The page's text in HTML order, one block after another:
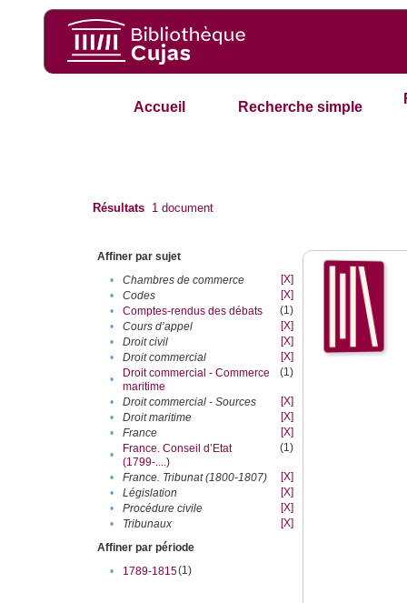
Accueil Recherche simple
Résultats 1 document
Affiner par sujet
•
Chambres de commerce
[X]
•
Codes
[X]
•
Comptes-rendus des débats
(1)
•
Cours d’appel
[X]
•
Droit civil
[X]
•
Droit commercial
[X]
•
Droit commercial - Commerce
maritime
(1)
• Droit commercial - Sources
[X]
•
Droit maritime
[X]
•
France
[X]
•
France. Conseil d’Etat
(1799-....)
(1)
• France. Tribunat (1800-1807)
[X]
•
Législation
[X]
•
Procédure civile
[X]
•
Tribunaux
[X]
Affiner par période
•
1789-1815(1)